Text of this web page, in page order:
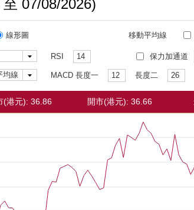
至 07/08/2026)
線形圖 移動平均線
RSI 保力加通道
MACD 長度一 長度二